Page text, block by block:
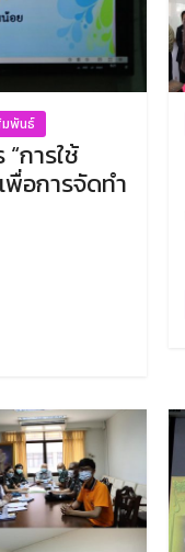
มพันธ์
การใช้
พื่อการจัดทำ